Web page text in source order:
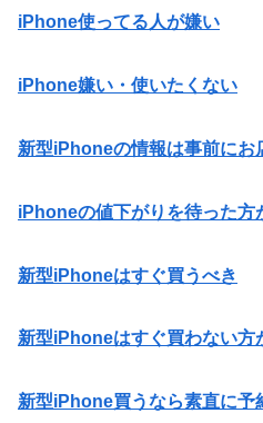
iPhone使ってる人が嫌い
iPhone嫌い・使いたくない
新型iPhoneの情報は事前にお
iPhoneの値下がりを待った方
新型iPhoneはすぐ買うべき
新型iPhoneはすぐ買わない方
新型iPhone買うなら素直に予